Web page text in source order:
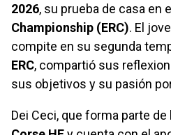
2026, su prueba de casa en
Championship (ERC). El
compite en su segunda
ERC, compartió sus
sus objetivos y su pasión
Dei Ceci, que forma parte de